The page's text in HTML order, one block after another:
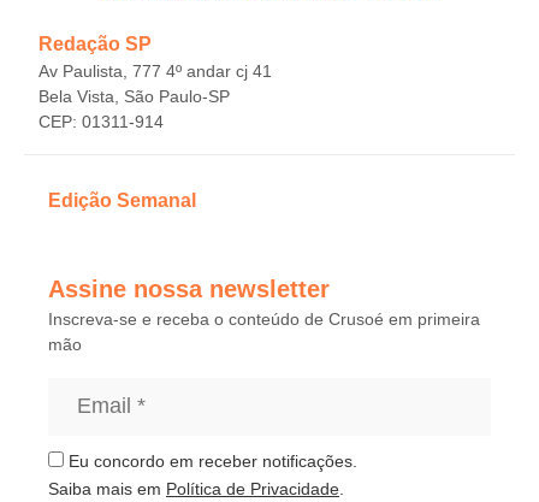
Redação SP
Av Paulista, 777 4º andar cj 41
Bela Vista, São Paulo-SP
CEP: 01311-914
Edição Semanal
Assine nossa newsletter
Inscreva-se e receba o conteúdo de Crusoé em primeira
mão
Eu concordo em receber notificações.
Saiba mais em Política de Privacidade